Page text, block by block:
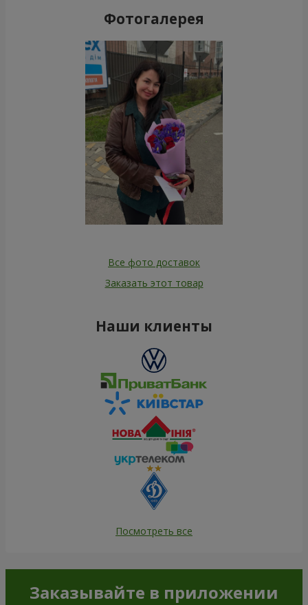
Фотогалерея
Все фото доставок
Заказать этот товар
Наши клиенты
Посмотреть все
Заказывайте в приложении